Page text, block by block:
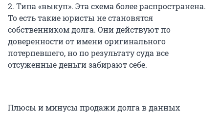
2. Типа «выкуп». Эта схема более распространена.
То есть такие юристы не становятся
собственником долга. Они действуют по
доверенности от имени оригинального
потерпевшего, но по результату суда все
отсуженные деньги забирают себе.
Плюсы и минусы продажи долга в данных